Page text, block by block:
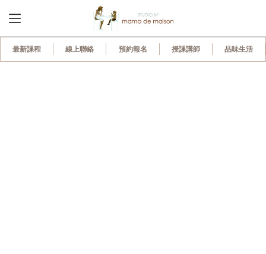
最新課程 線上聯絡 預約報名 授課講師 品味生活